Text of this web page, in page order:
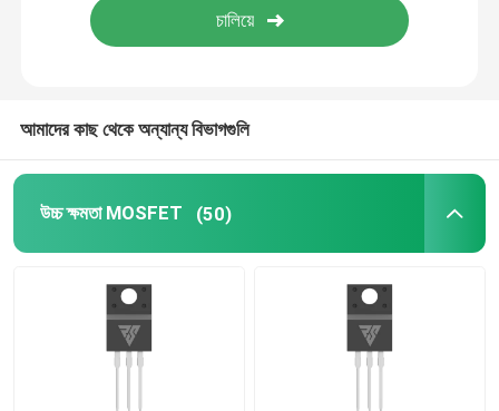
আমাদের কাছ থেকে অন্যান্য বিভাগগুলি
উচ্চ ক্ষমতা MOSFET (50)